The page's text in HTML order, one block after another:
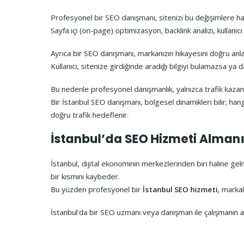
Profesyonel bir SEO danışmanı, sitenizi bu değişimlere
Sayfa içi (on-page) optimizasyon, backlink analizi,
Ayrıca bir SEO danışmanı, markanızın hikayesini
Kullanıcı, sitenize girdiğinde aradığı bilgiyi bulamazsa ya
Bu nedenle profesyonel danışmanlık, yalnızca trafik
Bir İstanbul SEO danışmanı, bölgesel dinamikleri bilir;
doğru trafik hedeflenir.
İstanbul’da SEO Hizmeti
İstanbul, dijital ekonominin merkezlerinden biri haline
bir kısmını kaybeder.
Bu yüzden profesyonel bir İstanbul SEO hizmeti,
İstanbul’da bir SEO uzmanı veya danışman ile çalışmanın